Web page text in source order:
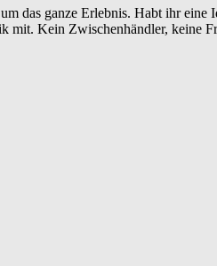
ganze Erlebnis. Habt ihr eine
mit. Kein Zwischenhändler, keine